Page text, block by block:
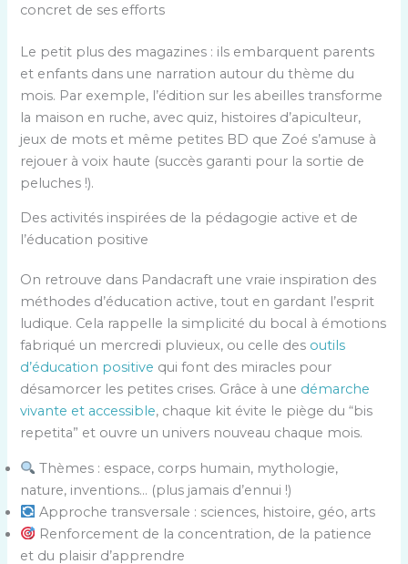
concret de ses efforts
Le petit plus des magazines : ils embarquent parents
et enfants dans une narration autour du thème du
mois. Par exemple, l’édition sur les abeilles transforme
la maison en ruche, avec quiz, histoires d’apiculteur,
jeux de mots et même petites BD que Zoé s’amuse à
rejouer à voix haute (succès garanti pour la sortie de
peluches !).
Des activités inspirées de la pédagogie active et de
l’éducation positive
On retrouve dans Pandacraft une vraie inspiration des
méthodes d’éducation active, tout en gardant l’esprit
ludique. Cela rappelle la simplicité du bocal à émotions
fabriqué un mercredi pluvieux, ou celle des outils
d’éducation positive qui font des miracles pour
désamorcer les petites crises. Grâce à une démarche
vivante et accessible, chaque kit évite le piège du “bis
repetita” et ouvre un univers nouveau chaque mois.
Thèmes : espace, corps humain, mythologie,
nature, inventions… (plus jamais d’ennui !)
Approche transversale : sciences, histoire, géo, arts
Renforcement de la concentration, de la patience
et du plaisir d’apprendre